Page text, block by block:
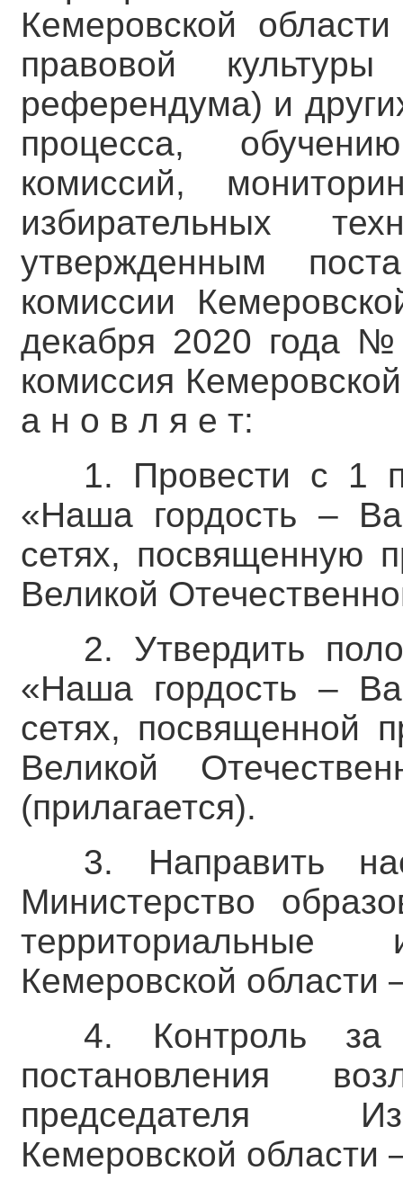
Кемеровской
правовой культуры
референдума) и
процесса,
комиссий,
избирательных
утвержденным
комиссии
декабря 2020 года №
комиссия
а н о в л я е т:
1. Провести с 1
«Наша гордость –
сетях, посвященную
Великой
2. Утвердить
«Наша гордость –
сетях, посвященной
Великой
(прилагается).
3. Направить
Министерство
территориальные
Кемеровской области
4. Контроль за
постановления
председателя
Кемеровской области